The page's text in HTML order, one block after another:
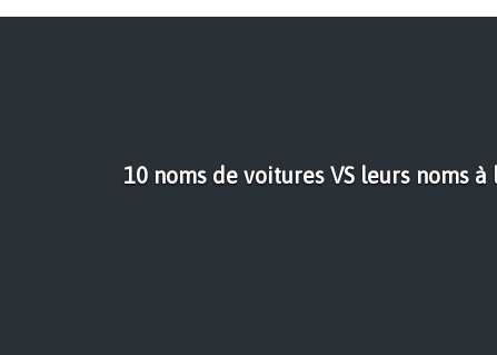
10 noms de voitures VS leurs noms